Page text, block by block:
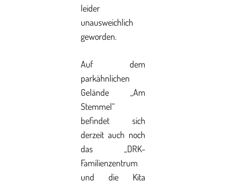
leider
unausweichlich
geworden.
Auf dem
parkähnlichen
Gelände „Am
Stemmel“
befindet sich
derzeit auch noch
das „DRK-
Familienzentrum
und die Kita